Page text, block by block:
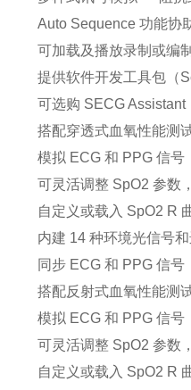
Auto Sequence 功能协
可加载及播放录制或编
提供软件开发工具包（
可选购 SECG
搭配穿透式血氧性能测
模拟 ECG 和 PPG 信号
可灵活调整 SpO2 参数
自定义或载入 SpO2 R
内建 14 种环境光信号
同步 ECG 和 PPG 信
搭配反射式血氧性能测
模拟 ECG 和 PPG 信号
可灵活调整 SpO2 参数
自定义或载入 SpO2 R